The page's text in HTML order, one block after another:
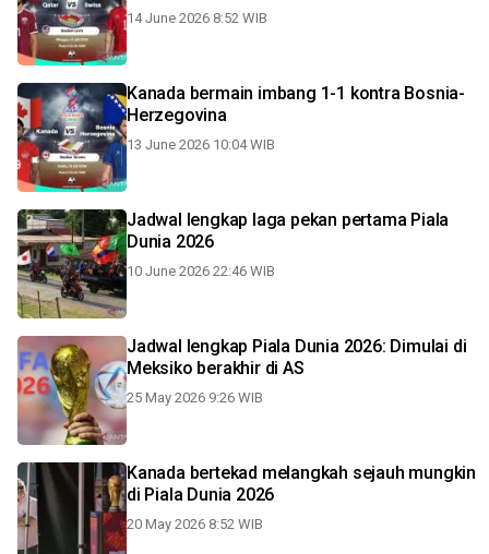
14 June 2026 8:52 WIB
Kanada bermain imbang 1-1 kontra Bosnia-
Herzegovina
13 June 2026 10:04 WIB
Jadwal lengkap laga pekan pertama Piala
Dunia 2026
10 June 2026 22:46 WIB
Jadwal lengkap Piala Dunia 2026: Dimulai di
Meksiko berakhir di AS
25 May 2026 9:26 WIB
Kanada bertekad melangkah sejauh mungkin
di Piala Dunia 2026
20 May 2026 8:52 WIB